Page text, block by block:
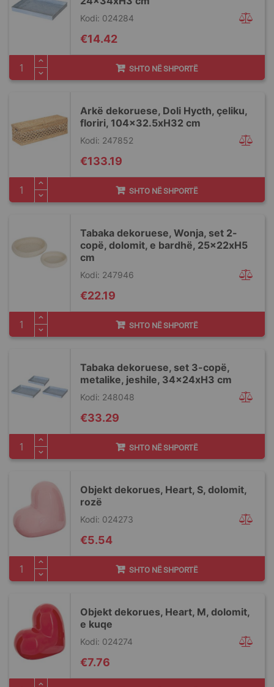
Kodi: 024284
€14.42
SHTO NË SHPORTË
Arkë dekoruese, Doli Hycth, çeliku,
floriri, 104x32.5xH32 cm
Kodi: 247852
€133.19
SHTO NË SHPORTË
Tabaka dekoruese, Wonja, set 2-
copë, dolomit, e bardhë, 25x22xH5
cm
Kodi: 247946
€22.19
SHTO NË SHPORTË
Tabaka dekoruese, set 3-copë,
metalike, jeshile, 34x24xH3 cm
Kodi: 248048
€33.29
SHTO NË SHPORTË
Objekt dekorues, Heart, S, dolomit,
rozë
Kodi: 024273
€5.54
SHTO NË SHPORTË
Objekt dekorues, Heart, M, dolomit,
e kuqe
Kodi: 024274
€7.76